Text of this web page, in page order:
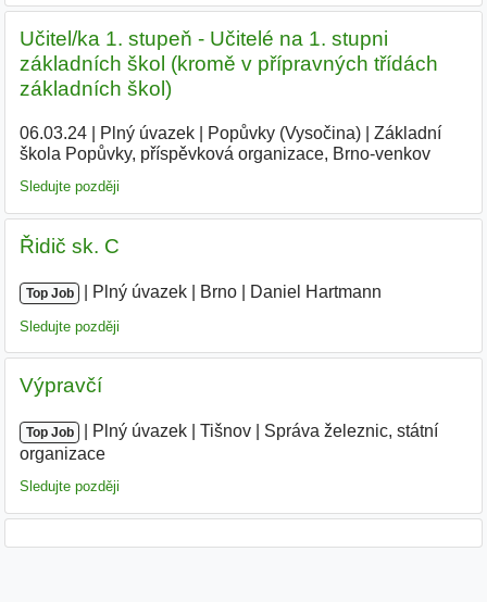
Učitel/ka 1. stupeň - Učitelé na 1. stupni
základních škol (kromě v přípravných třídách
základních škol)
06.03.24| Plný úvazek| Popůvky (Vysočina)|
Základní
škola Popůvky, příspěvková organizace, Brno-venkov|
Sledujte později
Řidič sk. C
Top Job Plný úvazek Brno Daniel Hartmann
Sledujte později
Výpravčí
Top Job Plný úvazek Tišnov
Správa železnic, státní
organizace
Sledujte později